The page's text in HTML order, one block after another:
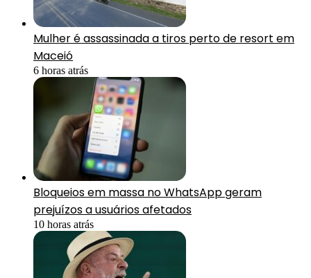
Mulher é assassinada a tiros perto de resort em
Maceió
6 horas atrás
Bloqueios em massa no WhatsApp geram
prejuízos a usuários afetados
10 horas atrás